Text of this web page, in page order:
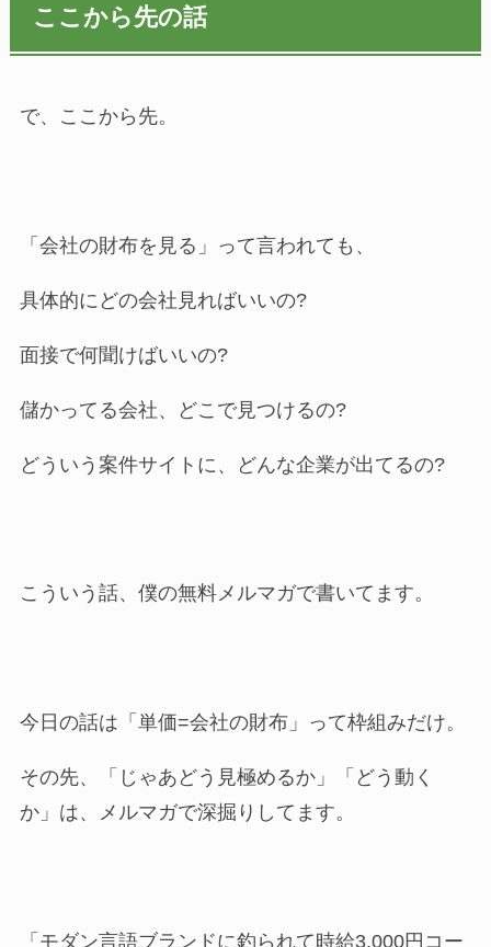
ここから先の話
で、ここから先。
「会社の財布を見る」って言われても、
具体的にどの会社見ればいいの?
面接で何聞けばいいの?
儲かってる会社、どこで見つけるの?
どういう案件サイトに、どんな企業が出てるの?
こういう話、僕の無料メルマガで書いてます。
今日の話は「単価=会社の財布」って枠組みだけ。
その先、「じゃあどう見極めるか」「どう動く
か」は、メルマガで深掘りしてます。
「モダン言語ブランドに釣られて時給3,000円コー